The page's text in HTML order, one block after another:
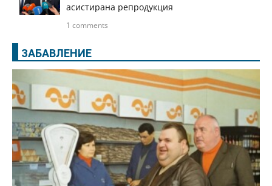
асистирана репродукция
1 comments
ЗАБАВЛЕНИЕ